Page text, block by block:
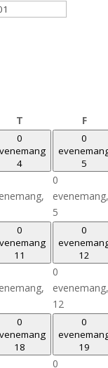
T F
0
4
0
5
0
evenemang,
5
0
11
0
12
0
evenemang,
12
0
18
0
19
0